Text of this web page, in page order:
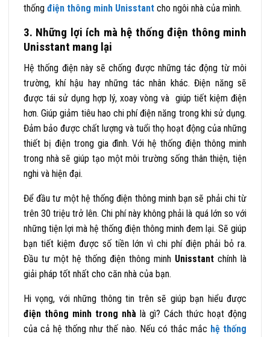
thống điện thông minh Unisstant cho ngôi nhà của mình.
3. Những lợi ích mà hệ thống điện thông minh
Unisstant mang lại
Hệ thống điện này sẽ chống được những tác động từ môi
trường, khí hậu hay những tác nhân khác. Điện năng sẽ
được tái sử dụng hợp lý, xoay vòng và giúp tiết kiệm điện
hơn.Giúp giảm tiêu hao chi phí điện năng trong khi sử dụng.
Đảm bảo được chất lượng và tuổi thọ hoạt động của những
thiết bị điện trong gia đình.Với hệ thống điện thông minh
trong nhà sẽ giúp tạo một môi trường sống thân thiện, tiện
nghi và hiện đại.
Để đầu tư một hệ thống điện thông minh bạn sẽ phải chi từ
trên 30 triệu trở lên. Chi phí này không phải là quá lớn so với
những tiện lợi mà hệ thống điện thông minh đem lại. Sẽ giúp
bạn tiết kiệm được số tiền lớn vì chi phí điện phải bỏ ra.
Đầu tư một hệ thống điện thông minh Unisstant chính là
giải pháp tốt nhất cho căn nhà của bạn.
Hi vọng, với những thông tin trên sẽ giúp bạn hiểu được
điện thông minh trong nhà là gì? Cách thức hoạt động
của cả hệ thống như thế nào. Nếu có thắc mắc hệ thống